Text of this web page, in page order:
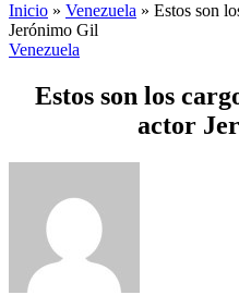
Inicio » Venezuela » Estos son
Jerónimo Gil
Venezuela
Estos son los
actor